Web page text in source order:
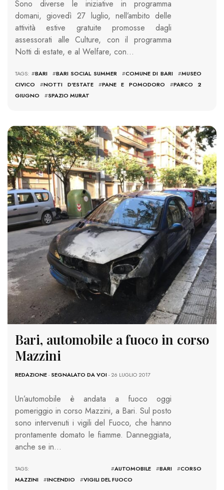
Sono diverse le iniziative in programma
domani, giovedì 27 luglio, nell’ambito delle
attività estive gratuite promosse dagli
assessorati alle Culture, con il programma
Notti di estate, e al Welfare, con…
TAGS: #BARI #BARI SOCIAL SUMMER #COMUNE DI BARI #MUSEO
CIVICO
#NOTTI D'ESTATE #PANE E POMODORO #PARCO 2
GIUGNO
#SPAZIO MURAT
1494 VIEWS
Bari, automobile a fuoco in corso
Mazzini
REDAZIONE-SEGNALATO DA VOI- 26 LUGLIO 2017
Un’automobile è andata a fuoco oggi
pomeriggio in corso Mazzini, a Bari. Sul posto
sono intervenuti i vigili del Fuoco, che hanno
prontamente domato le fiamme. Danneggiata,
anche se in…
TAGS: #AUTOMOBILE #BARI #CORSO
MAZZINI
#INCENDIO #VIGILI DEL FUOCO